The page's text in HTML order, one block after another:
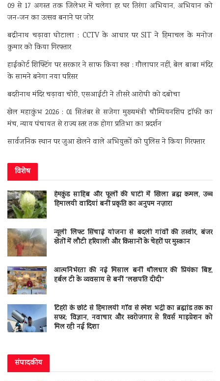
09 से 17 अगस्त तक जिलेभर में चलेगा हर घर तिरंगा अभियान, अभियान को
जन-जन का उत्सव बनाने पर जोर
बद्रीनाथ चढ़ावा घोटाला : CCTV के आधार पर SIT ने हिमाचल के मनोज
कुमार को किया गिरफ्तार
हाईकोर्ट शिफ्टिंग पर सरकार ने साफ किया रुख : गौलापार नहीं, बेल बाबा मंदिर
के सामने बनेगा नया परिसर
बदरीनाथ मंदिर चढ़ावा चोरी, एसआईटी ने तीसरे आरोपी को दबोचा
खेल महाकुंभ 2026 : 01 सितंबर से सजेगा मुख्यमंत्री चौम्पियनशिप ट्रॉफी का
मंच, न्याय पंचायत से राज्य स्तर तक होगा प्रतिभा का प्रदर्शन
सार्वजनिक स्थान पर जुआ खेलने वाले अभियुक्तों को पुलिस ने किया गिरफ्तार
विशेष
हेमकुंड साहिब और फूलों की घाटी में खिला ब्रह्म कमल, उच्च
हिमालयी वादियां बनीं प्रकृति का अनुपम नज़ारा
न्यूली लिफ्ट सिंचाई योजना से बदली गांवों की तस्वीर, बंजर
खेतों में लौटी हरियाली और किसानों के चेहरों पर मुस्कान
आत्मनिर्भरता की नई मिसाल बनीं थौलधार की प्रियंका बिष्ट,
हर्बल टी के व्यवसाय से बनीं “लखपति दीदी”
टिहरी के छोटे से हिमालयी गाँव से रमेश भद्री का ब्रह्मांड तक का
सफर; विज्ञान, नवाचार और स्वरोजगार से रिवर्स माइग्रेशन को
मिल रही नई दिशा
संपादकीय